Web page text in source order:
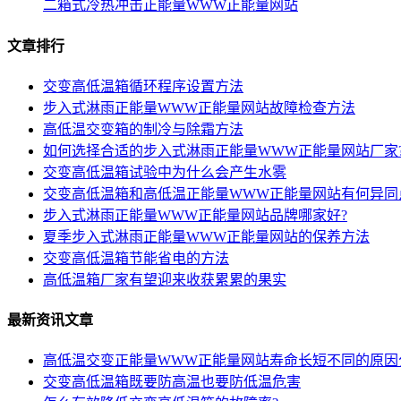
二箱式冷热冲击正能量WWW正能量网站
文章排行
交变高低温箱循环程序设置方法
步入式淋雨正能量WWW正能量网站故障检查方法
高低温交变箱的制冷与除霜方法
如何选择合适的步入式淋雨正能量WWW正能量网站厂家
交变高低温箱试验中为什么会产生水雾
交变高低温箱和高低温正能量WWW正能量网站有何异同
步入式淋雨正能量WWW正能量网站品牌哪家好?
夏季步入式淋雨正能量WWW正能量网站的保养方法
交变高低温箱节能省电的方法
高低温箱厂家有望迎来收获累累的果实
最新资讯文章
高低温交变正能量WWW正能量网站寿命长短不同的原
交变高低温箱既要防高温也要防低温危害